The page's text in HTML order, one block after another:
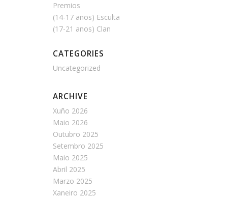
Premios
(14-17 anos) Esculta
(17-21 anos) Clan
CATEGORIES
Uncategorized
ARCHIVE
Xuño 2026
Maio 2026
Outubro 2025
Setembro 2025
Maio 2025
Abril 2025
Marzo 2025
Xaneiro 2025